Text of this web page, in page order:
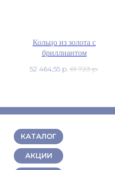
Кольцо из золота с
бриллиантом
52 464,55 р. 61 723 р.
КАТАЛОГ
АКЦИИ